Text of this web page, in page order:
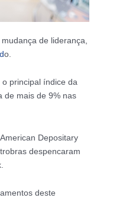
de liderança,
o.
o principal índice da
de mais de 9% nas
Depositary
despencaram
deste